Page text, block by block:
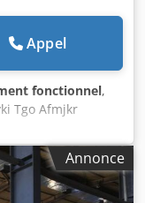
Appel
fonctionnel,
Tgo Afmjkr
Annonce